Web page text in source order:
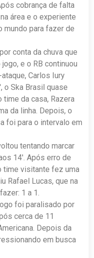
cobrança de falta
área e o experiente
mundo para fazer de
conta da chuva que
e o RB continuou
Carlos Iury
o Ska Brasil quase
da casa, Razera
da linha. Depois, o
foi para o intervalo em
tentando marcar
14′. Após erro de
time visitante fez uma
Rafael Lucas, que na
1 a 1.
foi paralisado por
cerca de 11
Depois da
em busca